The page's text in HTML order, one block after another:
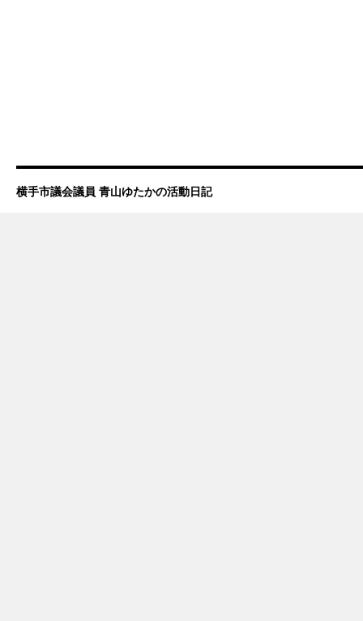
横手市議会議員 青山ゆたかの活動日記